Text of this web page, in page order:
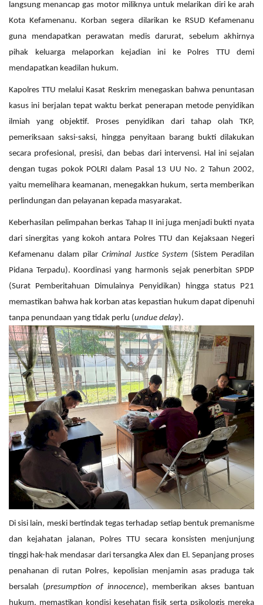
langsung menancap gas motor miliknya untuk melarikan diri ke arah
Kota Kefamenanu. Korban segera dilarikan ke RSUD Kefamenanu
guna mendapatkan perawatan medis darurat, sebelum akhirnya
pihak keluarga melaporkan kejadian ini ke Polres TTU demi
mendapatkan keadilan hukum.
Kapolres TTU melalui Kasat Reskrim menegaskan bahwa penuntasan
kasus ini berjalan tepat waktu berkat penerapan metode penyidikan
ilmiah yang objektif. Proses penyidikan dari tahap olah TKP,
pemeriksaan saksi-saksi, hingga penyitaan barang bukti dilakukan
secara profesional, presisi, dan bebas dari intervensi. Hal ini sejalan
dengan tugas pokok POLRI dalam Pasal 13 UU No. 2 Tahun 2002,
yaitu memelihara keamanan, menegakkan hukum, serta memberikan
perlindungan dan pelayanan kepada masyarakat.
Keberhasilan pelimpahan berkas Tahap II ini juga menjadi bukti nyata
dari sinergitas yang kokoh antara Polres TTU dan Kejaksaan Negeri
Kefamenanu dalam pilarCriminal Justice System (Sistem Peradilan
Pidana Terpadu). Koordinasi yang harmonis sejak penerbitan SPDP
(Surat Pemberitahuan Dimulainya Penyidikan) hingga status P21
memastikan bahwa hak korban atas kepastian hukum dapat dipenuhi
tanpa penundaan yang tidak perlu (undue delay).
Di sisi lain, meski bertindak tegas terhadap setiap bentuk premanisme
dan kejahatan jalanan, Polres TTU secara konsisten menjunjung
tinggi hak-hak mendasar dari tersangka Alex dan El. Sepanjang proses
penahanan di rutan Polres, kepolisian menjamin asas praduga tak
bersalah (presumption of innocence), memberikan akses bantuan
hukum, memastikan kondisi kesehatan fisik serta psikologis mereka